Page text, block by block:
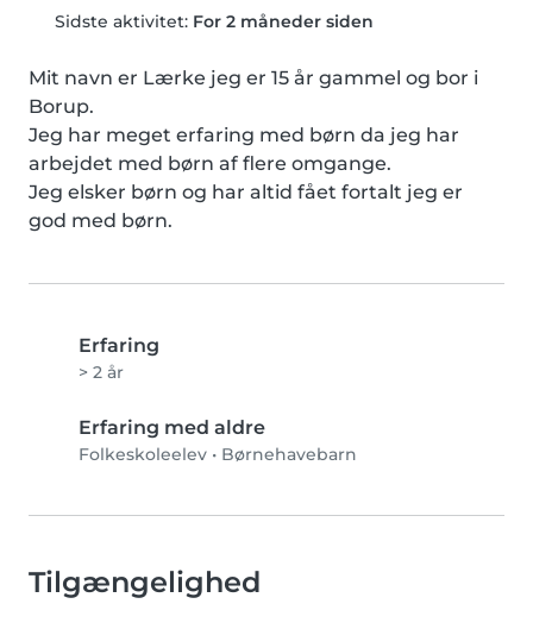
Sidste aktivitet: For 2 måneder siden
Mit navn er Lærke jeg er 15 år gammel og bor i
Borup.
Jeg har meget erfaring med børn da jeg har
arbejdet med børn af flere omgange.
Jeg elsker børn og har altid fået fortalt jeg er
god med børn.
Erfaring
> 2 år
Erfaring med aldre
Folkeskoleelev • Børnehavebarn
Tilgængelighed